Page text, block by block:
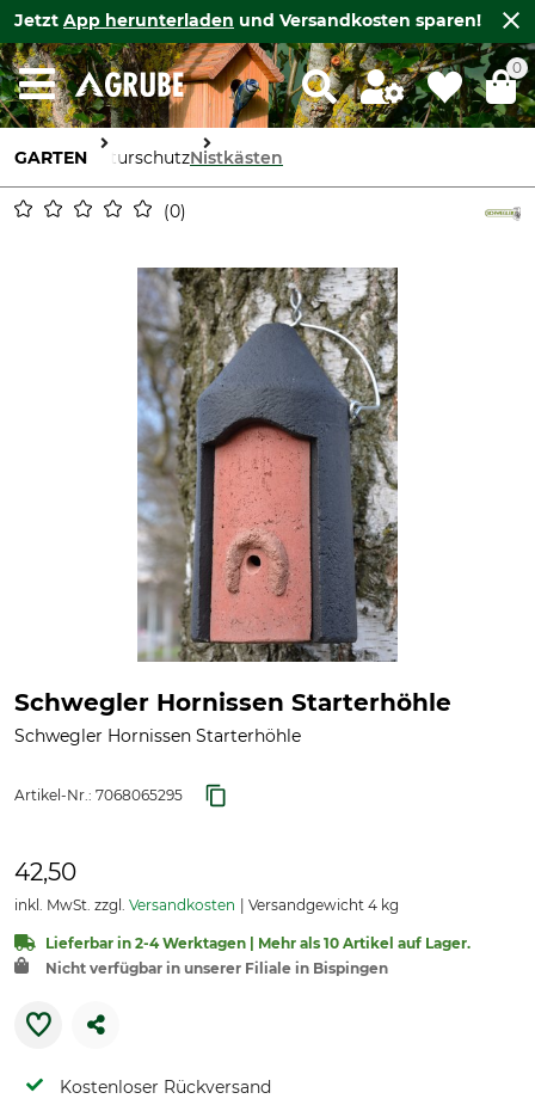
Jetzt App herunterladen und Versandkosten sparen!
0
GARTEN NaturschutzNistkästen
0
Schwegler Hornissen Starterhöhle
Schwegler Hornissen Starterhöhle
Artikel-Nr.: 7068065295
42,50
inkl. MwSt. zzgl. Versandkosten Versandgewicht 4 kg
Lieferbar in 2-4 Werktagen | Mehr als 10 Artikel auf Lager.
Nicht verfügbar in unserer Filiale in Bispingen
Kostenloser Rückversand